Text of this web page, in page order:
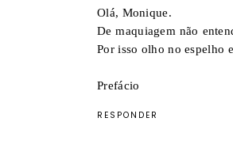
Olá, Monique.
De maquiagem não
Por isso olho no espelho
Prefácio
RESPONDER